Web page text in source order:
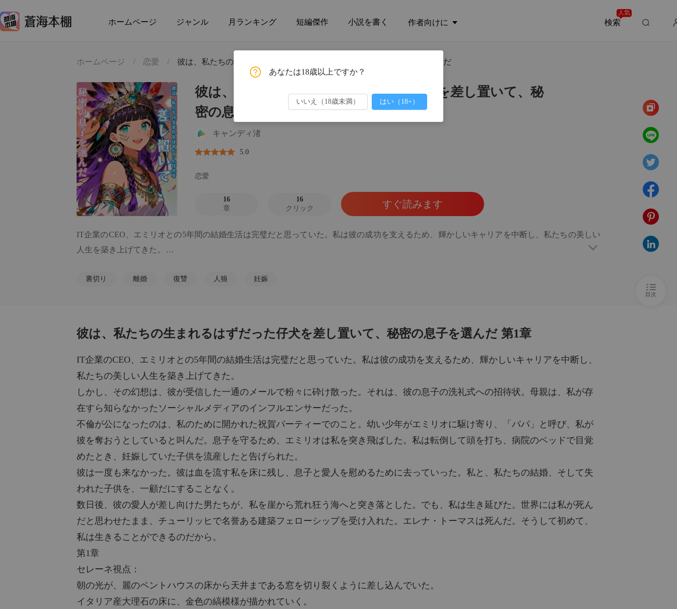
ホームページ ジャンル 月ランキング 短編傑作 小説を書く 作者向けに 検索
人気
ホームページ / 恋愛 / 彼は、私たちの生まれるはずだった仔犬を差し置いて、秘密の息子を選んだ
彼は、私たちの生まれるはずだった仔犬を差し置いて、秘
密の息子を選んだ
キャンディ渚
5.0
恋愛
16
章
16
クリック
すぐ読みます
IT企業のCEO、エミリオとの5年間の結婚生活は完璧だと思っていた。私は彼の成功を支えるため、輝かしいキャリアを中断し、私たちの美しい
人生を築き上げてきた。
しかし、その幻想は、彼が受信した一通のメールで粉々に砕け散った。それは、彼の息子の洗礼式への招待状。母親は、私が存在すら知らなかっ
不倫が公になったのは、私のために開かれた祝賀パーティーでのこと。幼い少年がエミリオに駆け寄り、「パパ」と呼び、私が彼を奪おうとして
いると叫んだ。息子を守るため、エミリオは私を突き飛ばした。私は転倒して頭を打ち、病院のベッドで目覚めたとき、妊娠していた子供を流産
したと告げられた。
彼は一度も来なかった。彼は血を流す私を床に残し、息子と愛人を慰めるために去っていった。私と、私たちの結婚、そして失われた子供を、一
数日後、彼の愛人が差し向けた男たちが、私を崖から荒れ狂う海へと突き落とした。でも、私は生き延びた。世界には私が死んだと思わせたま
ま、チューリッヒで名誉ある建築フェローシップを受け入れた。エレナ・トーマスは死んだ。そうして初めて、私は生きることができるのだか
ら。
裏切り 離婚 復讐 人狼 妊娠
目次
彼は、私たちの生まれるはずだった仔犬を差し置いて、秘密の息子を選んだ 第1章
IT企業のCEO、エミリオとの5年間の結婚生活は完璧だと思っていた。私は彼の成功を支えるため、輝かしいキャリアを中断し、
私たちの美しい人生を築き上げてきた。
しかし、その幻想は、彼が受信した一通のメールで粉々に砕け散った。それは、彼の息子の洗礼式への招待状。母親は、私が存
在すら知らなかったソーシャルメディアのインフルエンサーだった。
不倫が公になったのは、私のために開かれた祝賀パーティーでのこと。幼い少年がエミリオに駆け寄り、「パパ」と呼び、私が
彼を奪おうとしていると叫んだ。息子を守るため、エミリオは私を突き飛ばした。私は転倒して頭を打ち、病院のベッドで目覚
めたとき、妊娠していた子供を流産したと告げられた。
彼は一度も来なかった。彼は血を流す私を床に残し、息子と愛人を慰めるために去っていった。私と、私たちの結婚、そして失
われた子供を、一顧だにすることなく。
数日後、彼の愛人が差し向けた男たちが、私を崖から荒れ狂う海へと突き落とした。でも、私は生き延びた。世界には私が死ん
だと思わせたまま、チューリッヒで名誉ある建築フェローシップを受け入れた。エレナ・トーマスは死んだ。そうして初めて、
私は生きることができるのだから。
第1章
セレーネ視点：
朝の光が、麗のペントハウスの床から天井まである窓を切り裂くように差し込んでいた。
イタリア産大理石の床に、金色の縞模様が描かれていく。
第1章
第2章
彼は、私たちの生まれるはずだった仔犬を差し置いて、秘密の息子を選んだ
彼は、私たちの生まれるはずだった仔犬を差し置いて、秘密の息子を選んだ
第14章
2025/10/29
あなたは18歳以上ですか？
いいえ（18歳未満） はい（18+）